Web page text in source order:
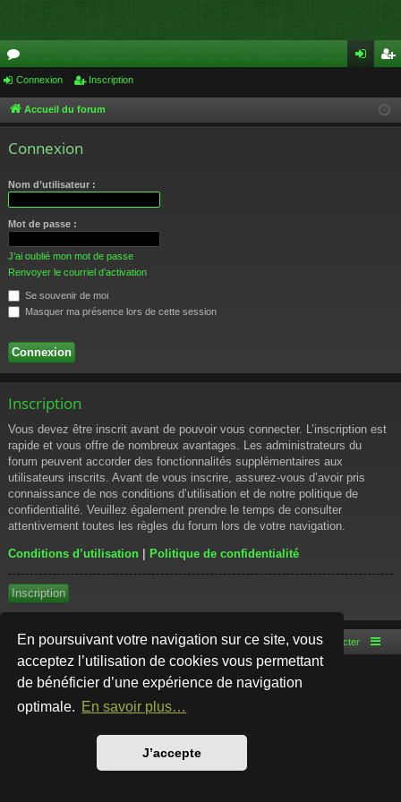
En poursuivant votre navigation sur ce site, vous
acceptez l’utilisation de cookies vous permettant
de bénéficier d’une expérience de navigation
optimale. En savoir plus…
J’accepte
or
u cri
Connexion Inscription
Accueil du forum
Connexion
Nom d’utilisateur :
Mot de passe :
J’ai oublié mon mot de passe
Renvoyer le courriel d’activation
Se souvenir de moi
Masquer ma présence lors de cette session
Inscription
Vous devez être inscrit avant de pouvoir vous connecter. L’inscription est
rapide et vous offre de nombreux avantages. Les administrateurs du
forum peuvent accorder des fonctionnalités supplémentaires aux
utilisateurs inscrits. Avant de vous inscrire, assurez-vous d’avoir pris
connaissance de nos conditions d’utilisation et de notre politique de
confidentialité. Veuillez également prendre le temps de consulter
attentivement toutes les règles du forum lors de votre navigation.
Conditions d’utilisation | Politique de confidentialité
Inscription
Accueil du forum Nous contacter
Développé parphpBB® Forum Software © phpBB Limited
Style par
Traduction française officielle